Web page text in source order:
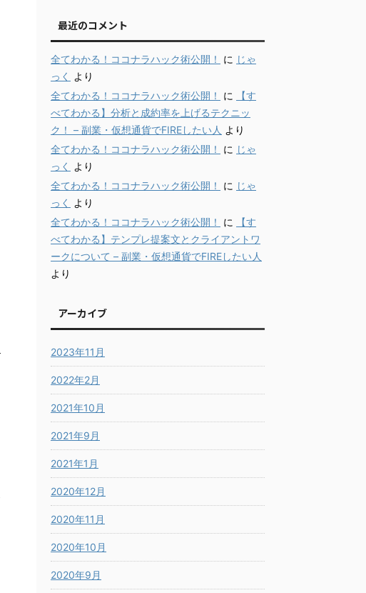
最近のコメント
全てわかる！ココナラハック術公開！ に じゃ
っく
より
全てわかる！ココナラハック術公開！
に
【す
べてわかる】分析と成約率を上げるテクニッ
ク！ – 副業・仮想通貨でFIREしたい人 より
全てわかる！ココナラハック術公開！
に じゃ
っく
より
全てわかる！ココナラハック術公開！
に じゃ
っく
より
全てわかる！ココナラハック術公開！
に
【す
べてわかる】テンプレ提案文とクライアントワ
ークについて – 副業・仮想通貨でFIREしたい人
より
アーカイブ
2023年11月
2022年2月
2021年10月
2021年9月
2021年1月
2020年12月
2020年11月
2020年10月
2020年9月